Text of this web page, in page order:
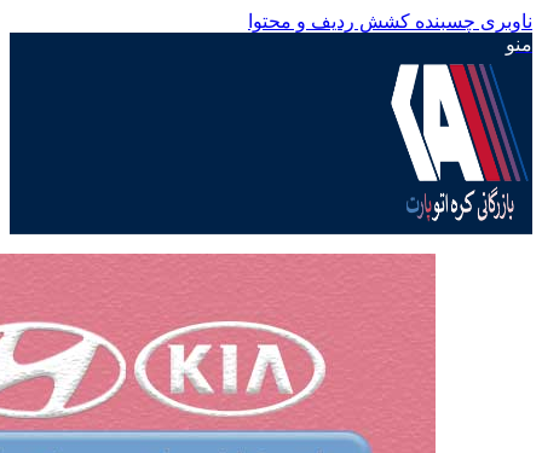
ناوبری چسبنده کشش ردیف و محتوا
منو